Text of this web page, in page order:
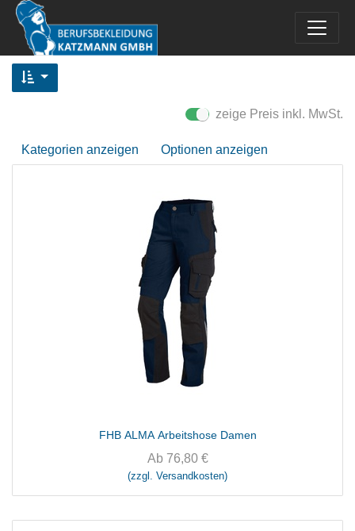
zeige Preis inkl. MwSt.
Kategorien anzeigen Optionen anzeigen
FHB ALMA Arbeitshose Damen
Ab 76,80€
(zzgl. Versandkosten)